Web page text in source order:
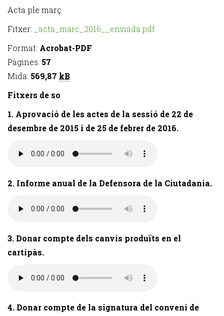
Acta ple març
Fitxer:
_acta_marc_2016__enviada.pdf
Format: Acrobat-PDF
Pàgines: 57
Mida: 569,87 kB
Fitxers de so
1. Aprovació de les actes de la sessió de 22 de
desembre de 2015 i de 25 de febrer de 2016.
2. Informe anual de la Defensora de la Ciutadania.
3. Donar compte dels canvis produïts en el
cartipàs.
4. Donar compte de la signatura del conveni de